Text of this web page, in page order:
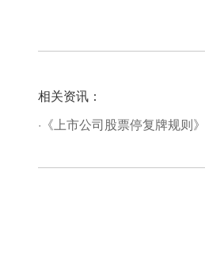
相关资讯：
·《上市公司股票停复牌规则